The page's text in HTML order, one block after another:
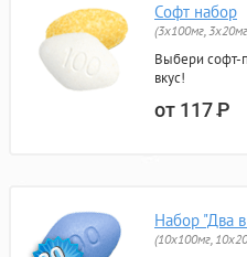
Софт набор
(3x100мг,
Выбери софт-
вкус!
от 117Р
Набор "Два
(10x100мг,